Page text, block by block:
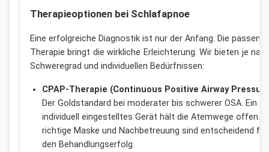
Therapieoptionen bei Schlafapnoe
Eine erfolgreiche Diagnostik ist nur der Anfang. Die
Therapie bringt die wirkliche Erleichterung. Wir bieten je
Schweregrad und individuellen Bedürfnissen:
CPAP-Therapie (Continuous Positive Airway
Der Goldstandard bei moderater bis schwerer OSA. Ein
individuell eingestelltes Gerät hält die Atemwege offen.
richtige Maske und Nachbetreuung sind entscheidend für
den Behandlungserfolg.